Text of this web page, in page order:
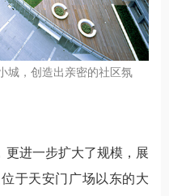
城，创造出亲密的社区氛
更进一步扩大了规模，展
于天安门广场以东的大